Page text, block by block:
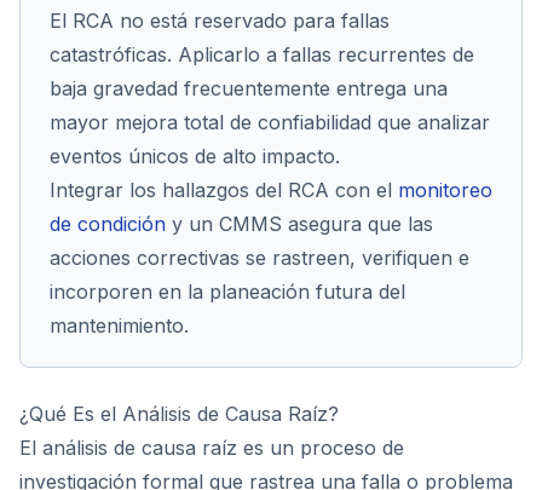
El RCA no está reservado para fallas
catastróficas. Aplicarlo a fallas recurrentes de
baja gravedad frecuentemente entrega una
mayor mejora total de confiabilidad que analizar
eventos únicos de alto impacto.
Integrar los hallazgos del RCA con el monitoreo
de condición y un CMMS asegura que las
acciones correctivas se rastreen, verifiquen e
incorporen en la planeación futura del
mantenimiento.
¿Qué Es el Análisis de Causa Raíz?
El análisis de causa raíz es un proceso de
investigación formal que rastrea una falla o problema